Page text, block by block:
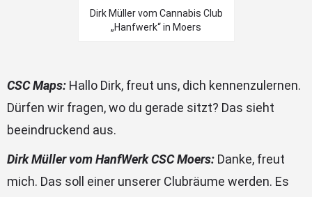
Dirk Müller vom Cannabis Club
„Hanfwerk“ in Moers
CSC Maps: Hallo Dirk, freut uns, dich kennenzulernen.
Dürfen wir fragen, wo du gerade sitzt? Das sieht
beeindruckend aus.
Dirk Müller vom HanfWerk CSC Moers: Danke, freut
mich. Das soll einer unserer Clubräume werden. Es